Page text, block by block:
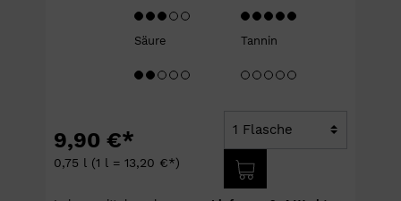
Säure Tannin
9,90 €*
0,75 l (1 l = 13,20 €*)